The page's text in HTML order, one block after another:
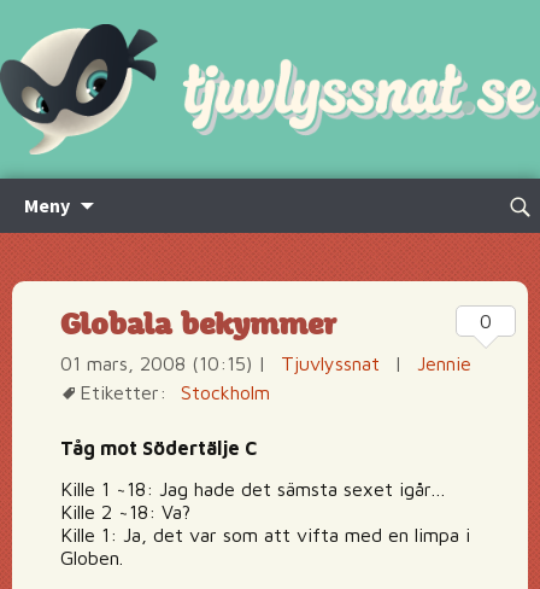
Meny
innehåll
Sök
Globala bekymmer
01 mars, 2008 (10:15) | Tjuvlyssnat |
Jennie
Etiketter:
Stockholm
Tåg mot Södertälje C
Kille 1 ~18: Jag hade det sämsta sexet igår…
Kille 2 ~18: Va?
Kille 1: Ja, det var som att vifta med en limpa i
Globen.
0